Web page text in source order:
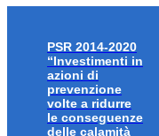
PSR 2014-2020
“Investimenti in
azioni di
prevenzione
volte a ridurre
le conseguenze
delle calamità